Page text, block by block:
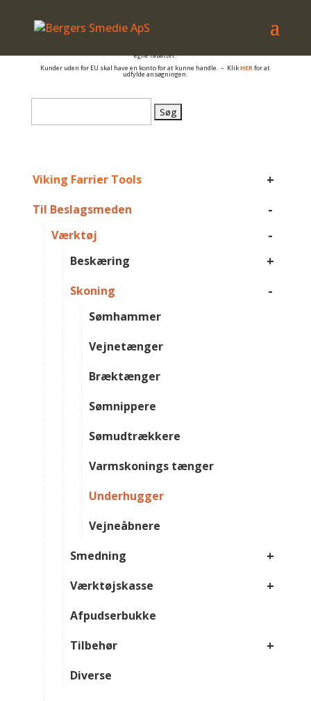
– også salg til PRIVATE
egne rabatter.
Kunder uden for EU skal have en konto for at kunne handle. – KlikHERfor at
udfylde ansøgningen.
efter:
Viking Farrier Tools +
Til Beslagsmeden -
Værktøj -
Beskæring +
Skoning -
Sømhammer
Vejnetænger
Bræktænger
Sømnippere
Sømudtrækkere
Varmskonings tænger
Underhugger
Vejneåbnere
Smedning
+
Værktøjskasse +
Afpudserbukke
Tilbehør
+
Diverse